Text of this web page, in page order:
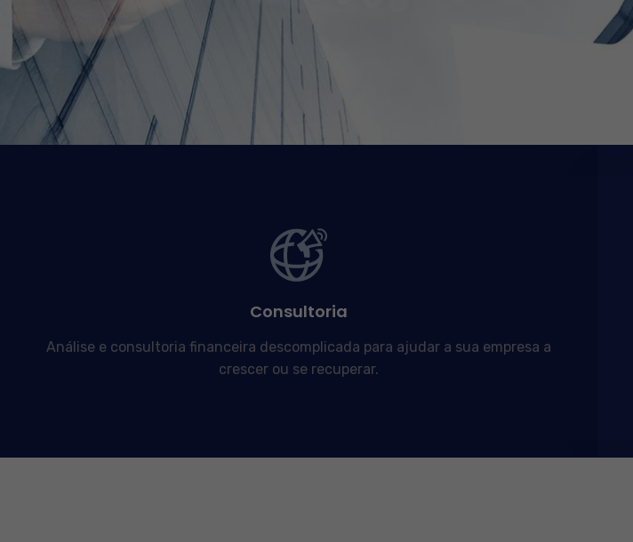
Consultoria
Análise e consultoria financeira descomplicada para ajudar a sua empresa a
crescer ou se recuperar.